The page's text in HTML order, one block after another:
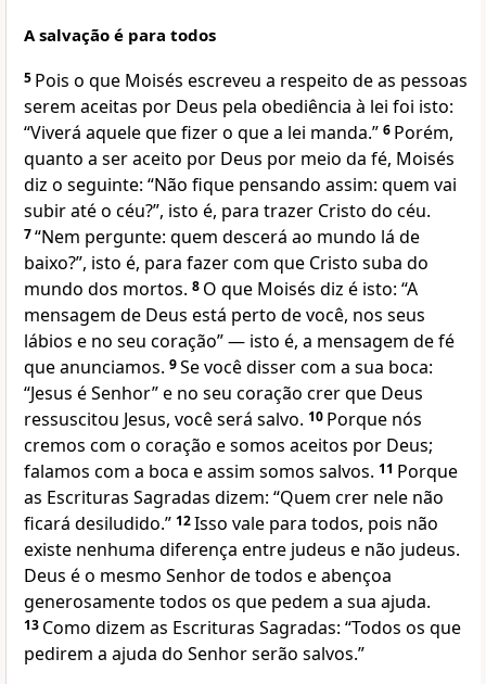
A salvação é para todos
5 Pois o que Moisés escreveu a respeito de as pessoas
serem aceitas por Deus pela obediência à lei foi isto:
“Viverá aquele que fizer o que a lei manda.” 6 Porém,
quanto a ser aceito por Deus por meio da fé, Moisés
diz o seguinte: “Não fique pensando assim: quem vai
subir até o céu?”, isto é, para trazer Cristo do céu.
7“Nem pergunte: quem descerá ao mundo lá de
baixo?”, isto é, para fazer com que Cristo suba do
mundo dos mortos. 8 O que Moisés diz é isto: “A
mensagem de Deus está perto de você, nos seus
lábios e no seu coração” — isto é, a mensagem de fé
que anunciamos. 9Se você disser com a sua boca:
“Jesus é Senhor” e no seu coração crer que Deus
ressuscitou Jesus, você será salvo. 10 Porque nós
cremos com o coração e somos aceitos por Deus;
falamos com a boca e assim somos salvos. 11 Porque
as Escrituras Sagradas dizem: “Quem crer nele não
ficará desiludido.” 12Isso vale para todos, pois não
existe nenhuma diferença entre judeus e não judeus.
Deus é o mesmo Senhor de todos e abençoa
generosamente todos os que pedem a sua ajuda.
13 Como dizem as Escrituras Sagradas: “Todos os que
pedirem a ajuda do Senhor serão salvos.”